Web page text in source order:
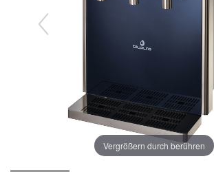
Vergrößern durch berühren